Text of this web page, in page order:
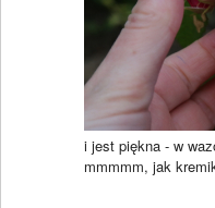
i jest piękna - w
mmmmm, jak